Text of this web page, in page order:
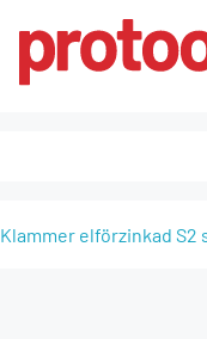
Klammer elförzinkad S2